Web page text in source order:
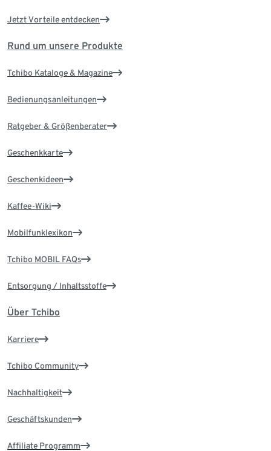
Jetzt Vorteile entdecken
Rund um unsere Produkte
Tchibo Kataloge & Magazine
Bedienungsanleitungen
Ratgeber & Größenberater
Geschenkkarte
Geschenkideen
Kaffee-Wiki
Mobilfunklexikon
Tchibo MOBIL FAQs
Entsorgung / Inhaltsstoffe
Über Tchibo
Karriere
Tchibo Community
Nachhaltigkeit
Geschäftskunden
Affiliate Programm